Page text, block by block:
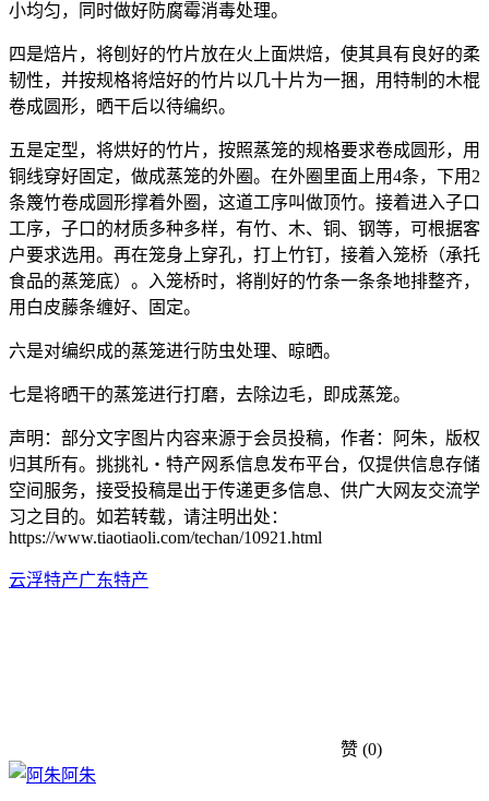
小均匀，同时做好防腐霉消毒处理。
四是焙片，将刨好的竹片放在火上面烘焙，使其具有良好的柔
韧性，并按规格将焙好的竹片以几十片为一捆，用特制的木棍
卷成圆形，晒干后以待编织。
五是定型，将烘好的竹片，按照蒸笼的规格要求卷成圆形，用
铜线穿好固定，做成蒸笼的外圈。在外圈里面上用4条，下用2
条篾竹卷成圆形撑着外圈，这道工序叫做顶竹。接着进入子口
工序，子口的材质多种多样，有竹、木、铜、钢等，可根据客
户要求选用。再在笼身上穿孔，打上竹钉，接着入笼桥（承托
食品的蒸笼底）。入笼桥时，将削好的竹条一条条地排整齐，
用白皮藤条缠好、固定。
六是对编织成的蒸笼进行防虫处理、晾晒。
七是将晒干的蒸笼进行打磨，去除边毛，即成蒸笼。
声明：部分文字图片内容来源于会员投稿，作者：阿朱，版权
归其所有。挑挑礼・特产网系信息发布平台，仅提供信息存储
空间服务，接受投稿是出于传递更多信息、供广大网友交流学
习之目的。如若转载，请注明出处：
https://www.tiaotiaoli.com/techan/10921.html
云浮特产广东特产
赞 (0)
阿朱